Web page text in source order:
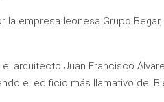
empresa leonesa Grupo
arquitecto Juan Francisco
el edificio más llamativo del